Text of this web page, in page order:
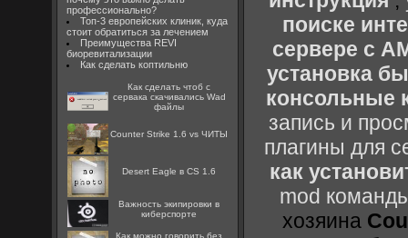
профессионально?
Топ-3 европейских клиник, куда
стоит обратиться за лечением
Преимущества REVI
биоревитализации
Как сделать коптильню
Как сделать чтоб с
сервака скачивались Wad
файлы
Counter Strike 1.6 vs ЧИТЫ
Desert Eagle в CS 1.6
Важность экипировки в
киберспорте
Как можно говорить без
поиске
сервере с
установка
консольные
запись и
плагины для
как
mod
хозяина